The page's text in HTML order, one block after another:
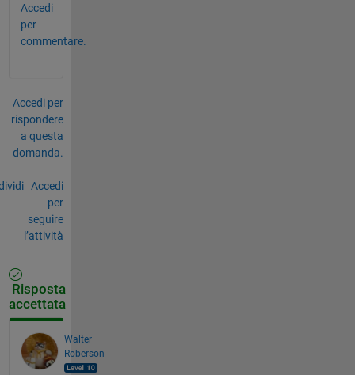
Accedi
per
commentare.
Accedi per
rispondere
a questa
domanda.
Accedi
per
seguire
l’attività
Risposta
accettata
Walter
Roberson